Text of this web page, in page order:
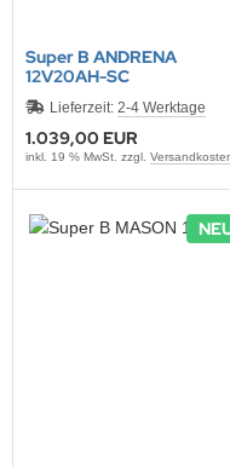
Super B ANDRENA
12V20AH-SC
Lieferzeit: 2-4 Werktage
1.039,00 EUR
inkl. 19 % MwSt. zzgl.